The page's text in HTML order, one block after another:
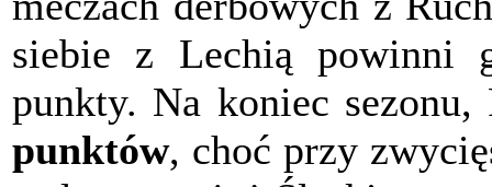
siebie z Lechią powinni
punkty. Na koniec
punktów, choć przy